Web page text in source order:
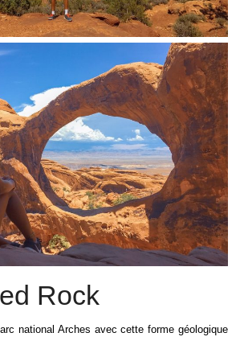
Rock
national Arches avec cette forme géologique